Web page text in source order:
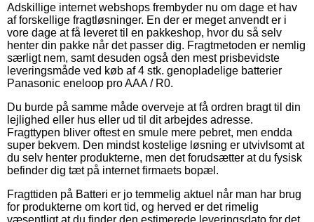
Adskillige internet webshops frembyder nu om dage et hav
af forskellige fragtløsninger. En der er meget anvendt er i
vore dage at få leveret til en pakkeshop, hvor du så selv
henter din pakke når det passer dig. Fragtmetoden er nemlig
særligt nem, samt desuden også den mest prisbevidste
leveringsmåde ved køb af 4 stk. genopladelige batterier
Panasonic eneloop pro AAA / R0.
Du burde på samme måde overveje at få ordren bragt til din
lejlighed eller hus eller ud til dit arbejdes adresse.
Fragttypen bliver oftest en smule mere pebret, men endda
super bekvem. Den mindst kostelige løsning er utvivlsomt at
du selv henter produkterne, men det forudsætter at du fysisk
befinder dig tæt på internet firmaets bopæl.
Fragttiden på Batteri er jo temmelig aktuel når man har brug
for produkterne om kort tid, og herved er det rimelig
væsentligt at du finder den estimerede leveringsdato for det